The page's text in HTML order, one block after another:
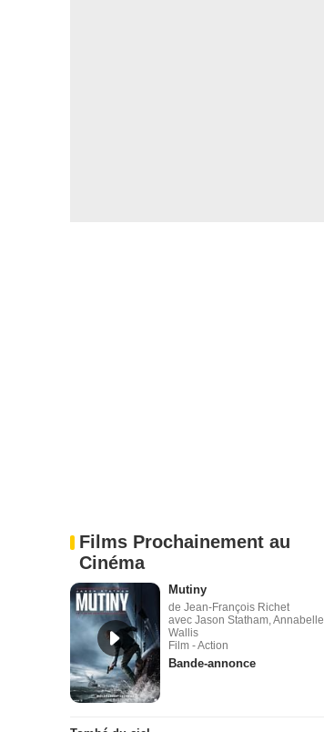
Films Prochainement au
Cinéma
Mutiny
de Jean-François Richet
avec Jason Statham, Annabelle
Wallis
Film - Action
Bande-annonce